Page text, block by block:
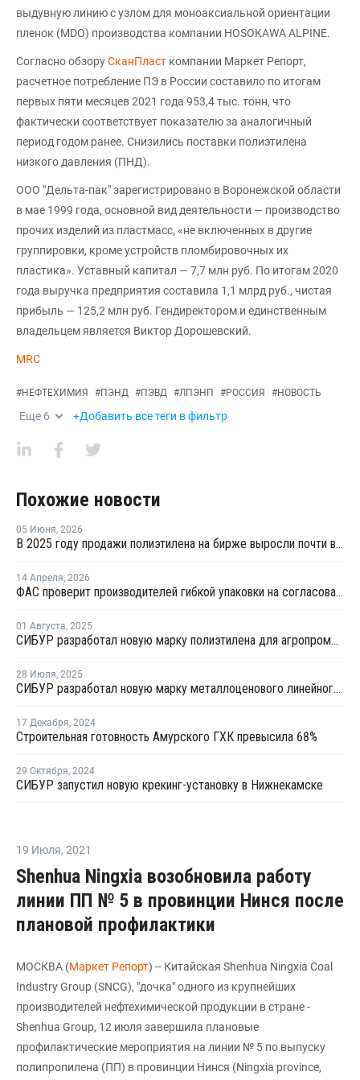
выдувную линию с узлом для моноаксиальной ориентации
пленок (MDO) производства компании HOSOKAWA ALPINE.
Согласно обзоруСканПласт компании Маркет Репорт,
расчетное потребление ПЭ в России составило по итогам
первых пяти месяцев 2021 года 953,4 тыс. тонн, что
фактически соответствует показателю за аналогичный
период годом ранее. Снизились поставки полиэтилена
низкого давления (ПНД).
ООО "Дельта-пак" зарегистрировано в Воронежской области
в мае 1999 года, основной вид деятельности — производство
прочих изделий из пластмасс, «не включенных в другие
группировки, кроме устройств пломбировочных их
пластика». Уставный капитал — 7,7 млн руб. По итогам 2020
года выручка предприятия составила 1,1 млрд руб., чистая
прибыль — 125,2 млн руб. Гендиректором и единственным
владельцем является Виктор Дорошевский.
MRC
#НЕФТЕХИМИЯ #ПЭНД #ПЭВД #ЛПЭНП #РОССИЯ #НОВОСТЬ
Еще 6 +Добавить все теги в фильтр
Похожие новости
05 Июня, 2026
В 2025 году продажи полиэтилена на бирже выросли почти в 13 раз
14 Апреля, 2026
ФАС проверит производителей гибкой упаковки на согласованное повышение цен
01 Августа, 2025
СИБУР разработал новую марку полиэтилена для агропромышленного комплекса
28 Июля, 2025
СИБУР разработал новую марку металлоценового линейного полиэтилена
17 Декабря, 2024
Строительная готовность Амурского ГХК превысила 68%
29 Октября, 2024
СИБУР запустил новую крекинг-установку в Нижнекамске
19 Июля, 2021
Shenhua Ningxia возобновила работу
линии ПП № 5 в провинции Нинся после
плановой профилактики
МОСКВА (Маркет Репорт) -- Китайская Shenhua Ningxia Coal
Industry Group (SNCG), "дочка" одного из крупнейших
производителей нефтехимической продукции в стране -
Shenhua Group, 12 июля завершила плановые
профилактические мероприятия на линии № 5 по выпуску
полипропилена (ПП) в провинции Нинся (Ningxia province,